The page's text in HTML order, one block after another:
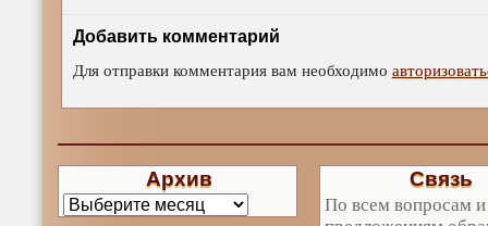
Добавить комментарий
Для отправки комментария вам необходимо
Архив Связь
По всем вопросам и